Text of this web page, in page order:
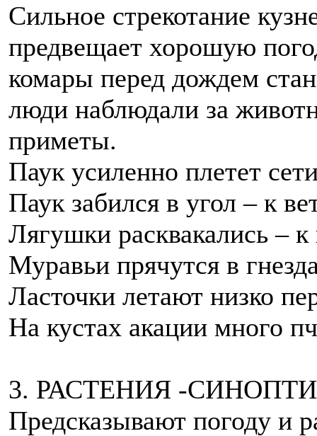
Сильное стрекотание
предвещает хорошую
комары перед дождем
люди наблюдали за
приметы.
Паук усиленно плетет
Паук забился в угол – к
Лягушки расквакались – к
Муравьи прячутся в
Ласточки летают низко
На кустах акации много
3. РАСТЕНИЯ -
Предсказывают погоду и